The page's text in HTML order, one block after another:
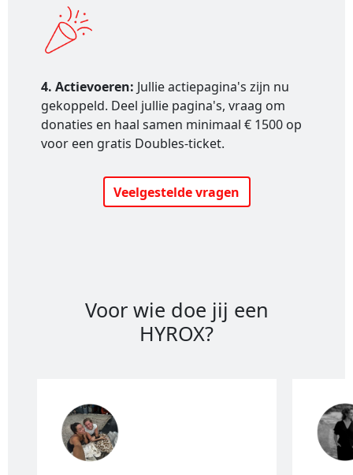
4. Actievoeren: Jullie actiepagina's zijn nu
gekoppeld. Deel jullie pagina's, vraag om
donaties en haal samen minimaal € 1500 op
voor een gratis Doubles-ticket.
Veelgestelde vragen
Voor wie doe jij een
HYROX?